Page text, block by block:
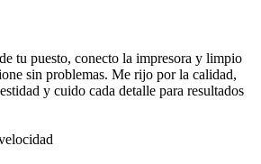
tu puesto, conecto la impresora y limpio
sin problemas. Me rijo por la calidad,
y cuido cada detalle para resultados